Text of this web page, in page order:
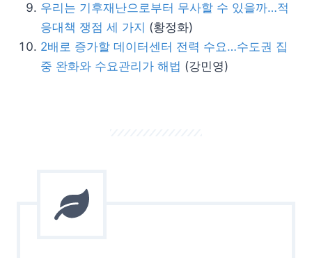
우리는 기후재난으로부터 무사할 수 있을까…적
응대책 쟁점 세 가지 (황정화)
2배로 증가할 데이터센터 전력 수요…수도권 집
중 완화와 수요관리가 해법 (강민영)